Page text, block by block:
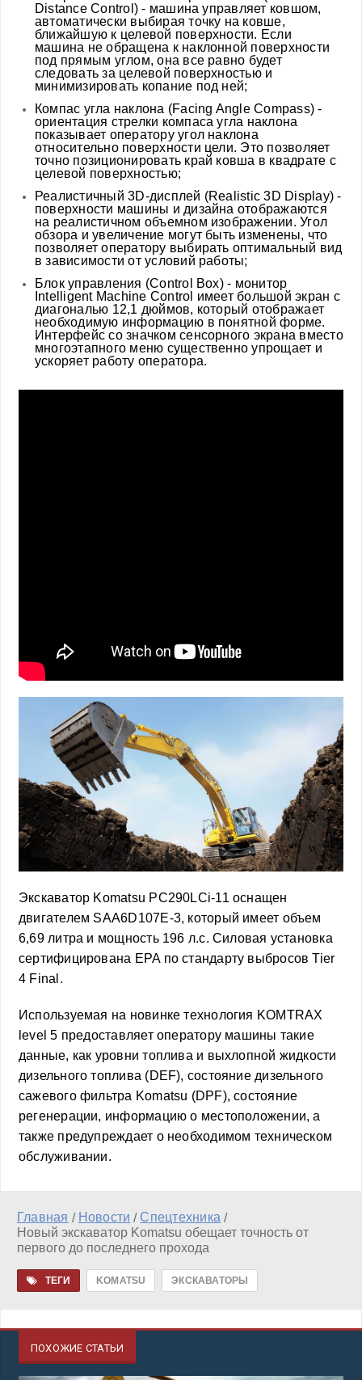
Distance Control) - машина управляет ковшом,
автоматически выбирая точку на ковше,
ближайшую к целевой поверхности. Если
машина не обращена к наклонной поверхности
под прямым углом, она все равно будет
следовать за целевой поверхностью и
минимизировать копание под ней;
Компас угла наклона (Facing Angle Compass) -
ориентация стрелки компаса угла наклона
показывает оператору угол наклона
относительно поверхности цели. Это позволяет
точно позиционировать край ковша в квадрате с
целевой поверхностью;
Реалистичный 3D-дисплей (Realistic 3D Display) -
поверхности машины и дизайна отображаются
на реалистичном объемном изображении. Угол
обзора и увеличение могут быть изменены, что
позволяет оператору выбирать оптимальный вид
в зависимости от условий работы;
Блок управления (Control Box) - монитор
Intelligent Machine Control имеет большой экран с
диагональю 12,1 дюймов, который отображает
необходимую информацию в понятной форме.
Интерфейс со значком сенсорного экрана вместо
многоэтапного меню существенно упрощает и
ускоряет работу оператора.
Экскаватор Komatsu PC290LCi-11 оснащен
двигателем SAA6D107E-3, который имеет объем
6,69 литра и мощность 196 л.с. Силовая установка
сертифицирована EPA по стандарту выбросов Tier
4 Final.
Используемая на новинке технология KOMTRAX
level 5 предоставляет оператору машины такие
данные, как уровни топлива и выхлопной жидкости
дизельного топлива (DEF), состояние дизельного
сажевого фильтра Komatsu (DPF), состояние
регенерации, информацию о местоположении, а
также предупреждает о необходимом техническом
обслуживании.
Главная / Новости / Спецтехника /
Новый экскаватор Komatsu обещает точность от
первого до последнего прохода
ТЕГИ KOMATSU ЭКСКАВАТОРЫ
ПОХОЖИЕ СТАТЬИ